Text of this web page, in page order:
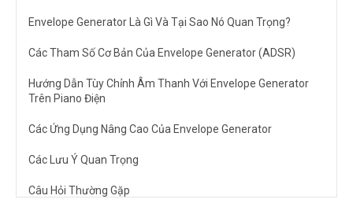
Envelope Generator Là Gì Và Tại Sao Nó Quan Trọng?
Các Tham Số Cơ Bản Của Envelope Generator (ADSR)
Hướng Dẫn Tùy Chỉnh Âm Thanh Với Envelope Generator
Trên Piano Điện
Các Ứng Dụng Nâng Cao Của Envelope Generator
Các Lưu Ý Quan Trọng
Câu Hỏi Thường Gặp